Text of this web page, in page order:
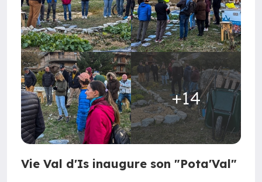
+14
Vie Val d'Is inaugure son "Pota'Val"